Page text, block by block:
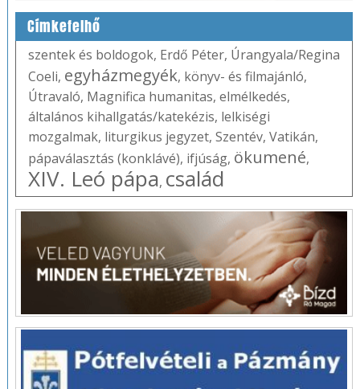
Címkefelhő
szentek és boldogok, Erdő Péter, Úrangyala/Regina
Coeli, egyházmegyék, könyv- és filmajánló,
Útravaló, Magnifica humanitas, elmélkedés,
általános kihallgatás/katekézis, lelkiségi
mozgalmak, liturgikus jegyzet, Szentév, Vatikán,
pápaválasztás (konklávé), ifjúság, ökumené,
XIV. Leó pápa, család